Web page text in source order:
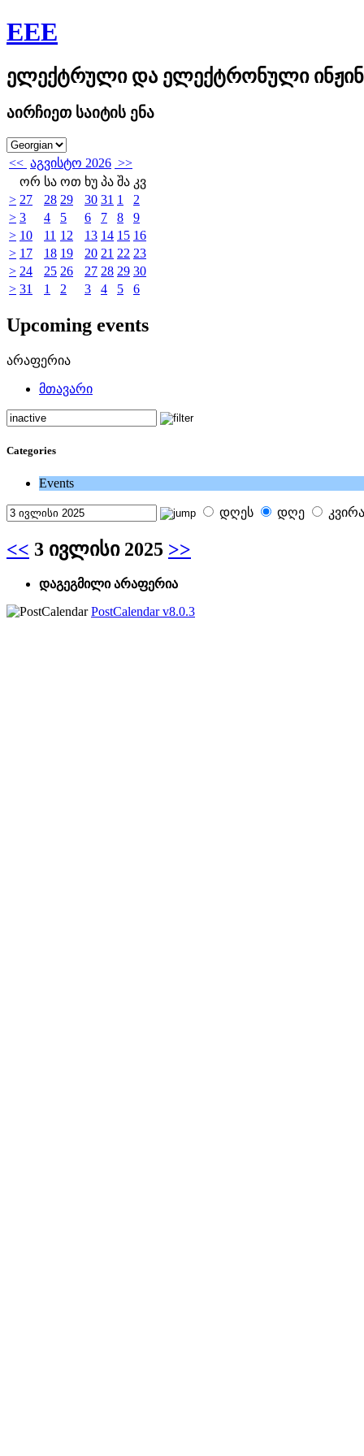
EEE
ელექტრული და ელექტრონული
აირჩიეთ საიტის ენა
<< აგვისტო 2026 >>
ორ სა ოთ ხუ პა შა კვ
> 27 28 29 30 31 1
2
> 3 4 5 6 7 8
9
> 10 11 12 13 14 15 16
> 17 18 19 20 21 22 23
> 24 25 26 27 28 29 30
> 31 1 2 3 4 5 6
Upcoming events
არაფერია
მთავარი
Categories
Events
დღეს დღე კვირა
<< 3 ივლისი 2025 >>
დაგეგმილი არაფერია
PostCalendar v8.0.3